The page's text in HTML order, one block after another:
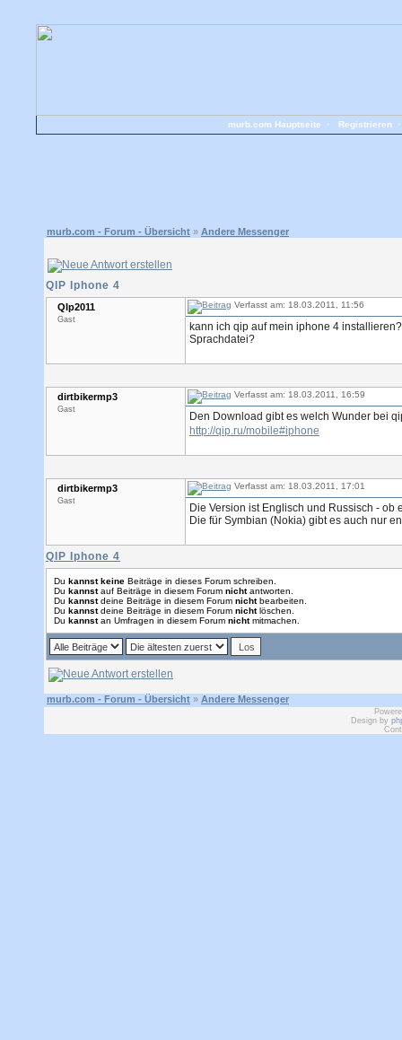
murb.com Hauptseite Registrieren
murb.com - Forum - Übersicht » Andere Messenger
QIP Iphone 4
QIp2011
Gast
Verfasst am: 18.03.2011, 11:56
kann ich qip auf mein iphone 4
Sprachdatei?
dirtbikermp3
Gast
Verfasst am: 18.03.2011, 16:59
Den Download gibt es welch Wunder bei
http://qip.ru/mobile#iphone
dirtbikermp3
Gast
Verfasst am: 18.03.2011, 17:01
Die Version ist Englisch und Russisch -
Die für Symbian (Nokia) gibt es auch nur
QIP Iphone 4
Du kannst keine Beiträge in dieses Forum schreiben.
Du kannstauf Beiträge in diesem Forum nichtantworten.
Du kannstdeine Beiträge in diesem Forum nichtbearbeiten.
Du kannstdeine Beiträge in diesem Forum nichtlöschen.
Du kannstan Umfragen in diesem Forum nichtmitmachen.
murb.com - Forum - Übersicht » Andere Messenger
Design by